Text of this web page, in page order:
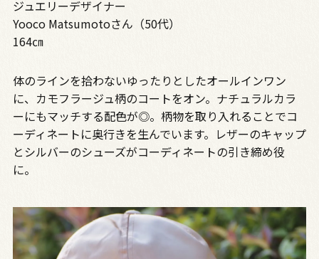
ジュエリーデザイナー
Yooco Matsumotoさん（50代）
164㎝
体のラインを拾わないゆったりとしたオールインワン
に、カモフラージュ柄のコートをオン。ナチュラルカラ
ーにもマッチする配色が◎。柄物を取り入れることでコ
ーディネートに奥行きを生んでいます。レザーのキャップ
とシルバーのシューズがコーディネートの引き締め役
に。